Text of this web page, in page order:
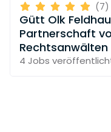
(7)
Gütt Olk
Partnerschaft
Rechtsanwälten
4 Jobs